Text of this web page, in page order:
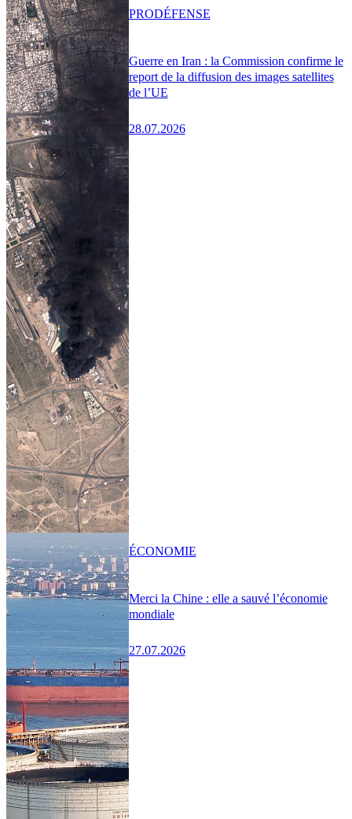
Guerre en Iran : la Commission confirme le
report de la diffusion des images satellites
de l’UE
28.07.2026
PRODÉFENSE
Merci la Chine : elle a sauvé l’économie
mondiale
27.07.2026
ÉCONOMIE